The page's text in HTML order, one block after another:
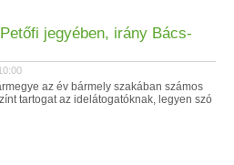
jegyében, irány Bács-
az év bármely szakában számos
tartogat az idelátogatóknak, legyen szó